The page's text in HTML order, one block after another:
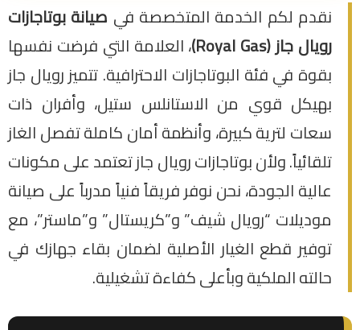
نقدم لكم الخدمة المتخصصة في صيانة بوتاجازات
رويال جاز (Royal Gas)
، العلامة التي فرضت نفسها
بقوة في فئة البوتاجازات الاحترافية. تتميز رويال جاز
بهيكل قوي من الاستانلس ستيل، وأفران ذات
سعات لترية كبيرة، وأنظمة أمان كاملة تفصل الغاز
تلقائياً. ولأن بوتاجازات رويال جاز تعتمد على مكونات
عالية الجودة، نحن نوفر فريقاً فنياً مدرباً على صيانة
موديلات “رويال شيف” و”كريستال” و”ماستر”، مع
توفير قطع الغيار الأصلية لضمان بقاء جهازك في
حالته الملكية وبأعلى كفاءة تشغيلية.